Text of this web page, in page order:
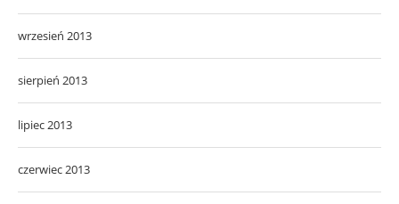
wrzesień 2013
sierpień 2013
lipiec 2013
czerwiec 2013